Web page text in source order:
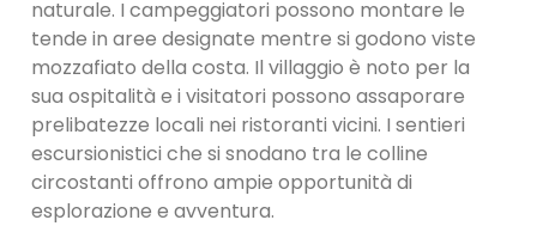
naturale. I campeggiatori possono montare le
tende in aree designate mentre si godono viste
mozzafiato della costa. Il villaggio è noto per la
sua ospitalità e i visitatori possono assaporare
prelibatezze locali nei ristoranti vicini. I sentieri
escursionistici che si snodano tra le colline
circostanti offrono ampie opportunità di
esplorazione e avventura.